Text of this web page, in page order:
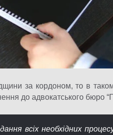
за кордоном, то в
до адвокатського бюро
всіх необхідних